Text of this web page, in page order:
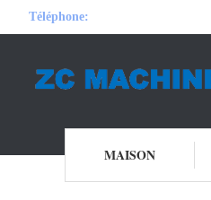
Téléphone:
MAISON